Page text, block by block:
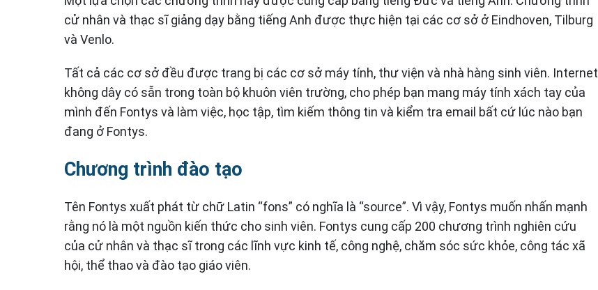
cử nhân và thạc sĩ giảng dạy bằng tiếng Anh được thực hiện tại các cơ sở ở Eindhoven, Tilburg
và Venlo.
Tất cả các cơ sở đều được trang bị các cơ sở máy tính, thư viện và nhà hàng sinh viên. Internet
không dây có sẵn trong toàn bộ khuôn viên trường, cho phép bạn mang máy tính xách tay của
mình đến Fontys và làm việc, học tập, tìm kiếm thông tin và kiểm tra email bất cứ lúc nào bạn
đang ở Fontys.
Chương trình đào tạo
Tên Fontys xuất phát từ chữ Latin “fons” có nghĩa là “source”. Vì vậy, Fontys muốn nhấn mạnh
rằng nó là một nguồn kiến ​​thức cho sinh viên. Fontys cung cấp 200 chương trình nghiên cứu
của cử nhân và thạc sĩ trong các lĩnh vực kinh tế, công nghệ, chăm sóc sức khỏe, công tác xã
hội, thể thao và đào tạo giáo viên.